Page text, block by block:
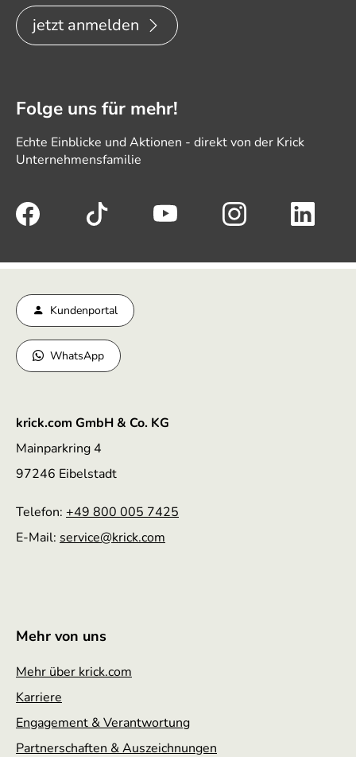
jetzt anmelden
Folge uns für mehr!
Echte Einblicke und Aktionen - direkt von der Krick
Unternehmensfamilie
Kundenportal
WhatsApp
krick.com GmbH & Co. KG
Mainparkring 4
97246 Eibelstadt
Telefon: +49 800 005 7425
E-Mail: service@krick.com
Mehr von uns
Mehr über krick.com
Karriere
Engagement & Verantwortung
Partnerschaften & Auszeichnungen